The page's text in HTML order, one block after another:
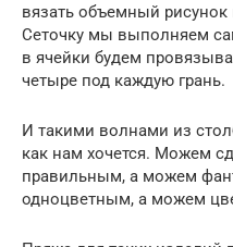
вязать объемный
Сеточку мы выполняем
в ячейки будем
четыре под каждую грань.
И такими волнами из
как нам хочется. Можем
правильным, а можем
одноцветным, а можем